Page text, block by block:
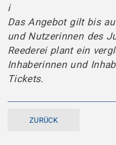
i
Das Angebot gilt bis
und Nutzerinnen des
Reederei plant ein
Inhaberinnen und
Tickets.
ZURÜCK